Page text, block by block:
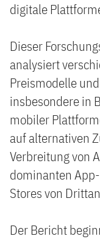
digitale
Dieser
analysiert
Preismodelle
insbesondere in
mobiler
auf alternativen
Verbreitung von
dominanten
Stores von
Der Bericht